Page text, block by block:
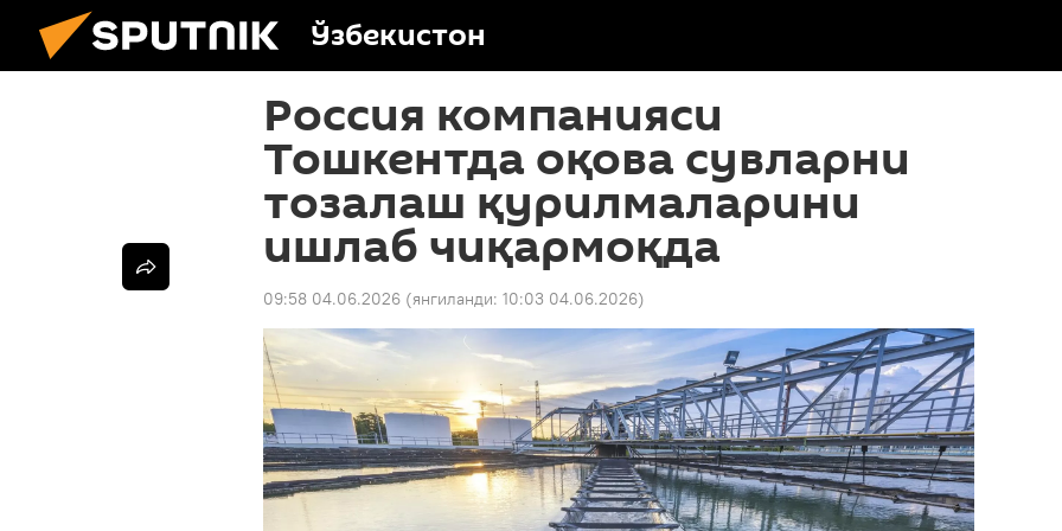
Ўзбекистон
Россия компанияси
Тошкентда оқова сувларни
тозалаш қурилмаларини
ишлаб чиқармоқда
09:58 04.06.2026 (янгиланди: 10:03 04.06.2026)